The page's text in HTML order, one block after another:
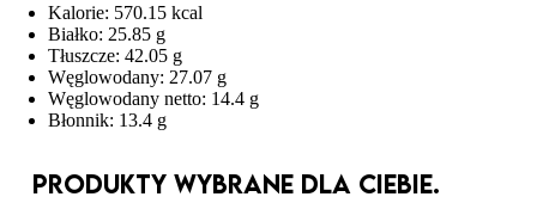
Kalorie: 570.15 kcal
Białko: 25.85 g
Tłuszcze: 42.05 g
Węglowodany: 27.07 g
Węglowodany netto: 14.4 g
Błonnik: 13.4 g
Produkty wybrane dla Ciebie.